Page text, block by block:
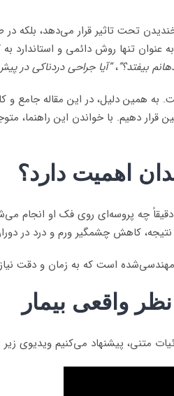
تحت تاثیر قرار می‌دهد،
عنوان تنها روش دائمی و
بیفتد؟”،“آیا جراحی دردناکی در
به همین دلیل، در این مقاله جامع و
قرار دهیم. با خواندن این راهنما،
اهمیت دارد؟
چه پروسه‌ای روی فک او انجام
کاهش چشمگیر ورم و درد در
است که به زمان و دقت نیاز
واقعی بیمار
متنی، پیشنهاد می‌کنیم ویدیوی زیر